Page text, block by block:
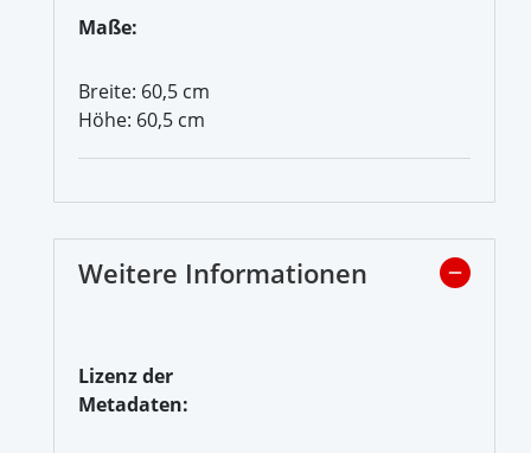
Maße:
Breite: 60,5 cm
Höhe: 60,5 cm
Weitere Informationen
Lizenz der
Metadaten: